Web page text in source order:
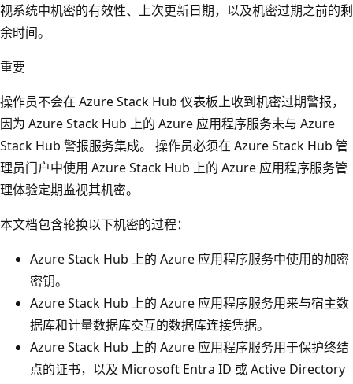
视系统中机密的有效性、上次更新日期，以及机密过期之前的剩
余时间。
重要
操作员不会在 Azure Stack Hub 仪表板上收到机密过期警报，
因为 Azure Stack Hub 上的 Azure 应用程序服务未与 Azure
Stack Hub 警报服务集成。 操作员必须在 Azure Stack Hub 管
理员门户中使用 Azure Stack Hub 上的 Azure 应用程序服务管
理体验定期监视其机密。
本文档包含轮换以下机密的过程：
Azure Stack Hub 上的 Azure 应用程序服务中使用的加密
密钥。
Azure Stack Hub 上的 Azure 应用程序服务用来与宿主数
据库和计量数据库交互的数据库连接凭据。
Azure Stack Hub 上的 Azure 应用程序服务用于保护终结
点的证书，以及 Microsoft Entra ID 或 Active Directory